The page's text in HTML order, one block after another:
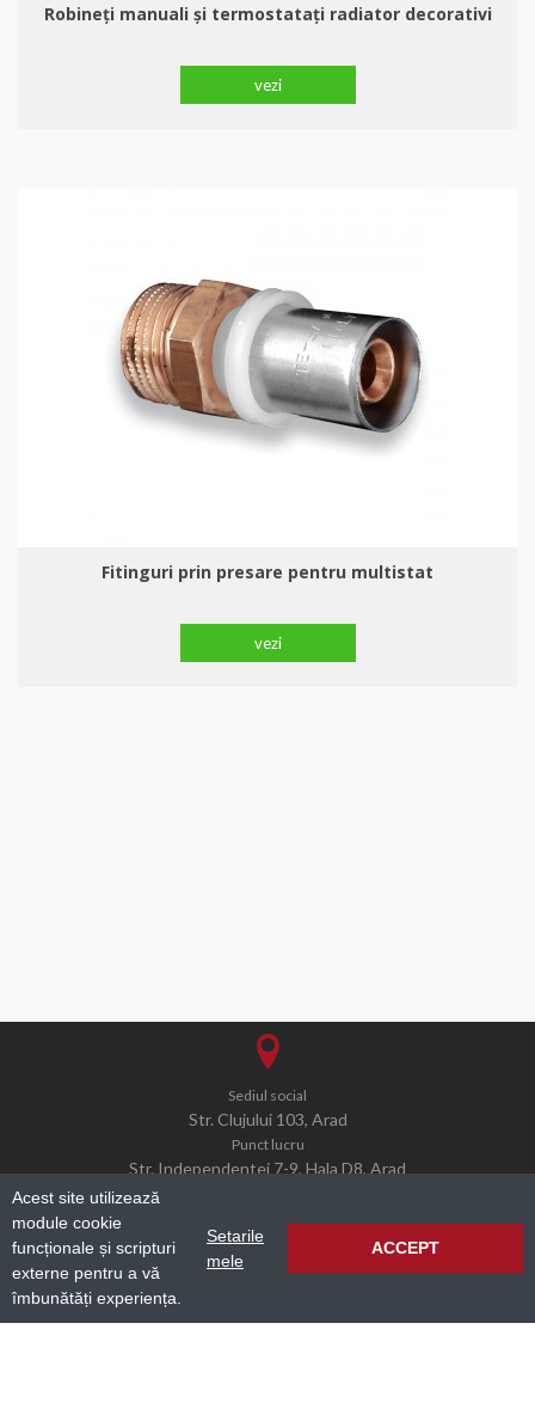
Robineți manuali şi termostatați radiator decorativi
vezi
Fitinguri prin presare pentru multistat
vezi
Sediul social
Str. Clujului 103, Arad
Punct lucru
Str. Independentei 7-9, Hala D8, Arad
office@simcogroup.ro
Acest site utilizează
module cookie
funcționale și scripturi
externe pentru a vă
îmbunătăți experiența.
Setarile
mele
ACCEPT